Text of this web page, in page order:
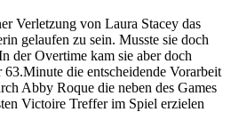
Verletzung von Laura Stacey das
gelaufen zu sein. Musste sie doch
der Overtime kam sie aber doch
die entscheidende Vorarbeit
Abby Roque die neben des Games
Victoire Treffer im Spiel erzielen